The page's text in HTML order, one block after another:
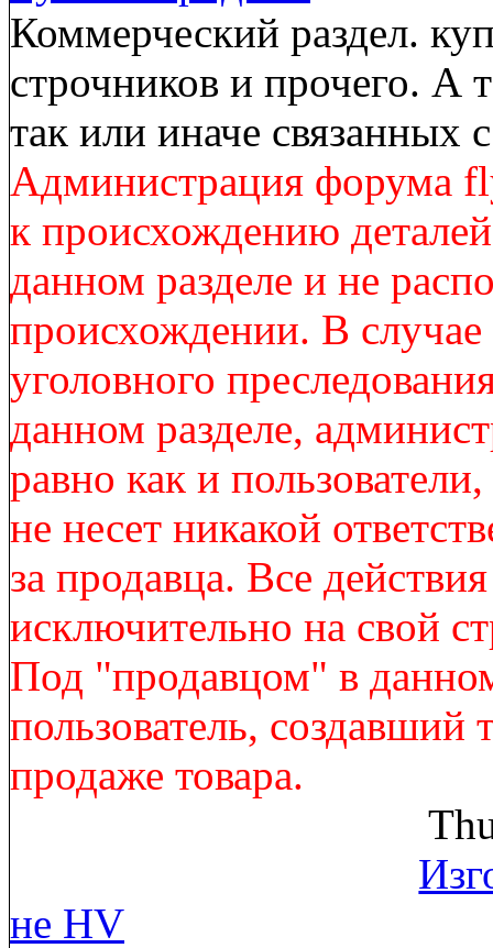
Коммерческий раздел.
строчников и прочего. А
так или иначе
Администрация форума
к происхождению
данном разделе и не
происхождении. В
уголовного
данном разделе,
равно как и
не несет никакой
за продавца. Все
исключительно на свой
Под "продавцом" в
пользователь,
продаже товара.
не HV